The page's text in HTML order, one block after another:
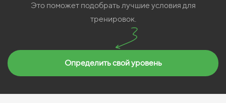
Это поможет подобрать лучшие условия для
тренировок.
Определить свой уровень